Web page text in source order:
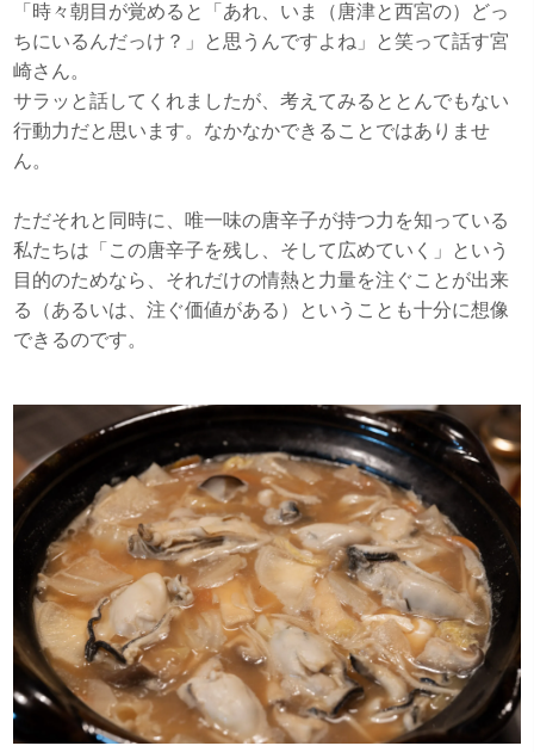
「時々朝目が覚めると「あれ、いま（唐津と西宮の）どっ
ちにいるんだっけ？」と思うんですよね」と笑って話す宮
崎さん。
サラッと話してくれましたが、考えてみるととんでもない
行動力だと思います。なかなかできることではありませ
ん。
ただそれと同時に、唯一味の唐辛子が持つ力を知っている
私たちは「この唐辛子を残し、そして広めていく」という
目的のためなら、それだけの情熱と力量を注ぐことが出来
る（あるいは、注ぐ価値がある）ということも十分に想像
できるのです。